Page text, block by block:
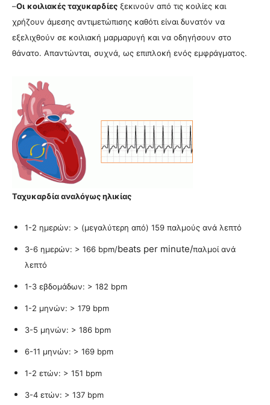
–Οι κοιλιακές ταχυκαρδίες ξεκινούν από τις κοιλίες και
χρήζουν άμεσης αντιμετώπισης καθότι είναι δυνατόν να
εξελιχθούν σε κοιλιακή μαρμαρυγή και να οδηγήσουν στο
θάνατο. Απαντώνται, συχνά, ως επιπλοκή ενός εμφράγματος.
Ταχυκαρδία αναλόγως ηλικίας
1-2 ημερών: > (μεγαλύτερη από) 159 παλμούς ανά λεπτό
3-6 ημερών: > 166 bpm/beats per minute/παλμοί ανά
λεπτό
1-3 εβδομάδων: > 182 bpm
1-2 μηνών: > 179 bpm
3-5 μηνών: > 186 bpm
6-11 μηνών: > 169 bpm
1-2 ετών: > 151 bpm
3-4 ετών: > 137 bpm